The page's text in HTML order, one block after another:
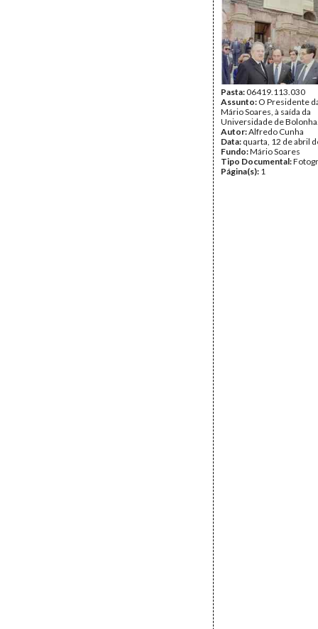
Pasta:06419.113.030
Assunto: O Presidente
Mário Soares, à saída da
Universidade de
Autor:Alfredo Cunha
Data: quarta, 12 de abril
Fundo:Mário Soares
Tipo Documental:
Página(s): 1